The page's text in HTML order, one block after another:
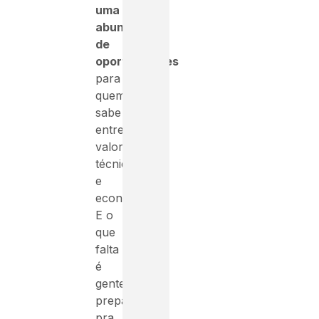
uma
abundância
de
oportunidades
para
quem
sabe
entregar
valor
técnico
e
econômico.
E o
que
falta
é
gente
preparada